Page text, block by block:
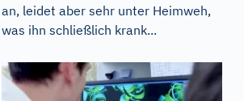
an, leidet aber sehr unter Heimweh,
was ihn schließlich krank...